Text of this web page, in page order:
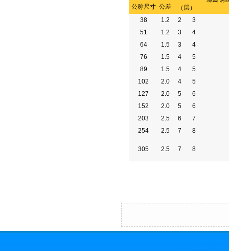
（层）
公称尺寸 公差
38
1.2 2
3
51
1.2 3
4
64
1.5 3
4
76
1.5 4
5
89
1.5 4
5
102
2.0 4
5
127
2.0 5
6
152
2.0 5
6
203
2.5 6
7
254
2.5 7 8
305 2.5 7 8